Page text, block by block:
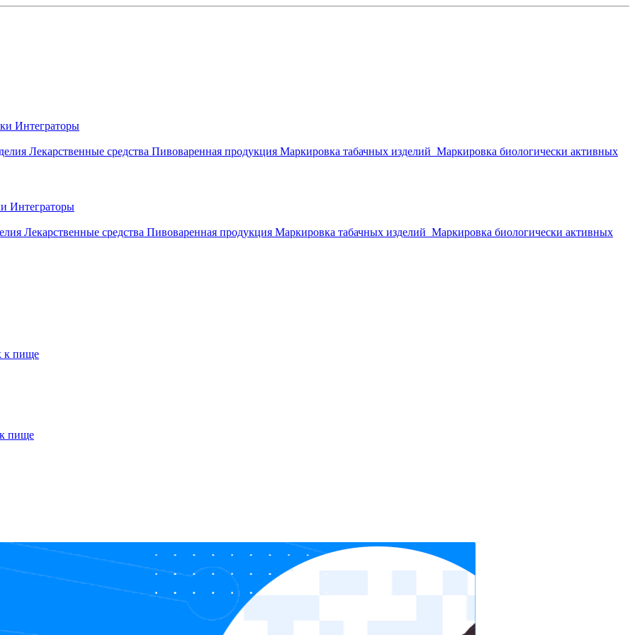
Интеграторы
Лекарственные средства Пивоваренная продукция Маркировка табачных изделий Маркировка биологически активных
к пище
Интеграторы
Лекарственные средства Пивоваренная продукция Маркировка табачных изделий Маркировка биологически активных
пище